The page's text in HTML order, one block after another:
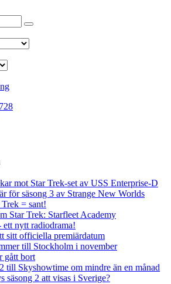
mot Star Trek-set av USS Enterprise-D
för säsong 3 av Strange New Worlds
= sant!
Star Trek: Starfleet Academy
ett nytt radiodrama!
sitt officiella premiärdatum
till Stockholm i november
gått bort
till Skyshowtime om mindre än en månad
säsong 2 att visas i Sverige?